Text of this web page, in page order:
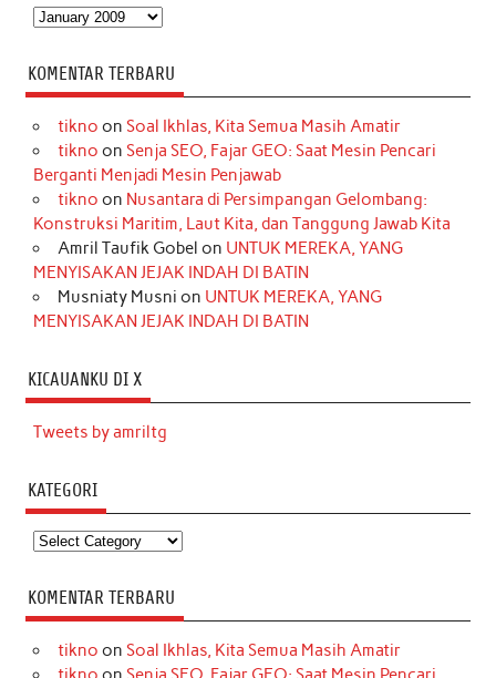
Arsip
KOMENTAR TERBARU
tikno on Soal Ikhlas, Kita Semua Masih Amatir
tikno on Senja SEO, Fajar GEO: Saat Mesin Pencari
Berganti Menjadi Mesin Penjawab
tikno on Nusantara di Persimpangan Gelombang:
Konstruksi Maritim, Laut Kita, dan Tanggung Jawab Kita
Amril Taufik Gobel on UNTUK MEREKA, YANG
MENYISAKAN JEJAK INDAH DI BATIN
Musniaty Musni on UNTUK MEREKA, YANG
MENYISAKAN JEJAK INDAH DI BATIN
KICAUANKU DI X
Tweets by amriltg
KATEGORI
Kategori
KOMENTAR TERBARU
tikno on Soal Ikhlas, Kita Semua Masih Amatir